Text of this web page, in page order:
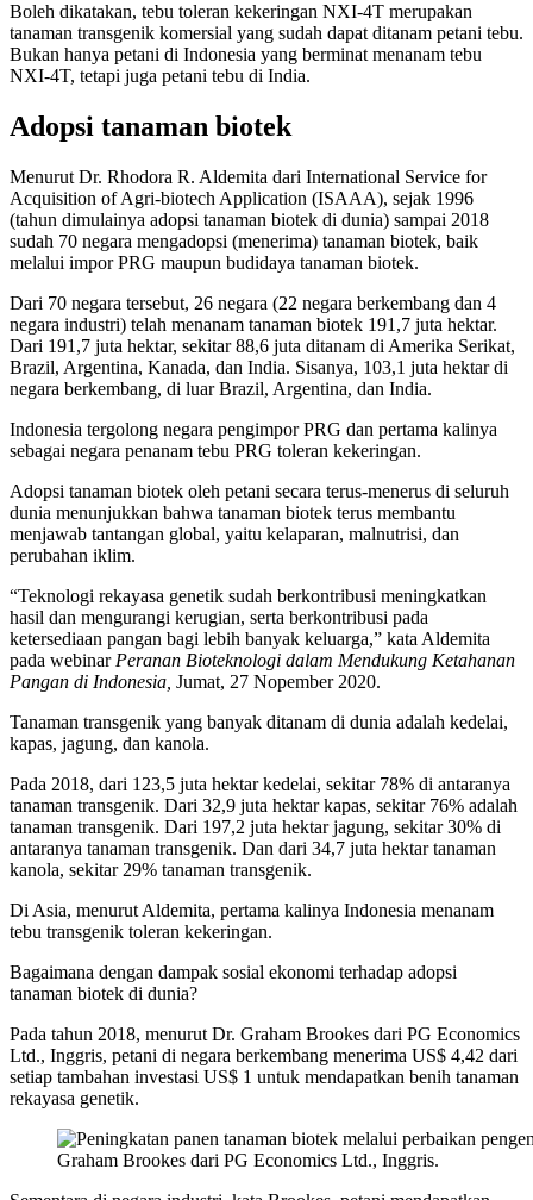
Boleh dikatakan, tebu toleran kekeringan NXI-4T merupakan
tanaman transgenik komersial yang sudah dapat ditanam petani tebu.
Bukan hanya petani di Indonesia yang berminat menanam tebu
NXI-4T, tetapi juga petani tebu di India.
Adopsi tanaman biotek
Menurut Dr. Rhodora R. Aldemita dari International Service for
Acquisition of Agri-biotech Application (ISAAA), sejak 1996
(tahun dimulainya adopsi tanaman biotek di dunia) sampai 2018
sudah 70 negara mengadopsi (menerima) tanaman biotek, baik
melalui impor PRG maupun budidaya tanaman biotek.
Dari 70 negara tersebut, 26 negara (22 negara berkembang dan 4
negara industri) telah menanam tanaman biotek 191,7 juta hektar.
Dari 191,7 juta hektar, sekitar 88,6 juta ditanam di Amerika Serikat,
Brazil, Argentina, Kanada, dan India. Sisanya, 103,1 juta hektar di
negara berkembang, di luar Brazil, Argentina, dan India.
Indonesia tergolong negara pengimpor PRG dan pertama kalinya
sebagai negara penanam tebu PRG toleran kekeringan.
Adopsi tanaman biotek oleh petani secara terus-menerus di seluruh
dunia menunjukkan bahwa tanaman biotek terus membantu
menjawab tantangan global, yaitu kelaparan, malnutrisi, dan
perubahan iklim.
“Teknologi rekayasa genetik sudah berkontribusi meningkatkan
hasil dan mengurangi kerugian, serta berkontribusi pada
ketersediaan pangan bagi lebih banyak keluarga,” kata Aldemita
pada webinar Peranan Bioteknologi dalam Mendukung Ketahanan
Pangan di Indonesia, Jumat, 27 Nopember 2020.
Tanaman transgenik yang banyak ditanam di dunia adalah kedelai,
kapas, jagung, dan kanola.
Pada 2018, dari 123,5 juta hektar kedelai, sekitar 78% di antaranya
tanaman transgenik. Dari 32,9 juta hektar kapas, sekitar 76% adalah
tanaman transgenik. Dari 197,2 juta hektar jagung, sekitar 30% di
antaranya tanaman transgenik. Dan dari 34,7 juta hektar tanaman
kanola, sekitar 29% tanaman transgenik.
Di Asia, menurut Aldemita, pertama kalinya Indonesia menanam
tebu transgenik toleran kekeringan.
Bagaimana dengan dampak sosial ekonomi terhadap adopsi
tanaman biotek di dunia?
Pada tahun 2018, menurut Dr. Graham Brookes dari PG Economics
Ltd., Inggris, petani di negara berkembang menerima US$ 4,42 dari
setiap tambahan investasi US$ 1 untuk mendapatkan benih tanaman
rekayasa genetik.
Graham Brookes dari PG Economics Ltd., Inggris.